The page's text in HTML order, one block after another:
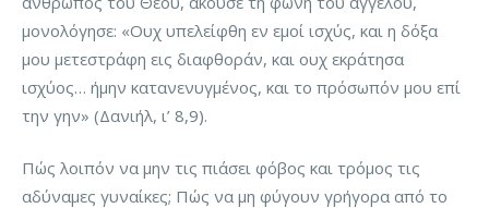
μονολόγησε: «Ουχ υπελείφθη εν εμοί ισχύς, και η δόξα
μου μετεστράφη εις διαφθοράν, και ουχ εκράτησα
ισχύος… ήμην κατανενυγμένος, και το πρόσωπόν μου επί
την γην» (Δανιήλ, ι’ 8,9).
Πώς λοιπόν να μην τις πιάσει φόβος και τρόμος τις
αδύναμες γυναίκες; Πώς να μη φύγουν γρήγορα από το